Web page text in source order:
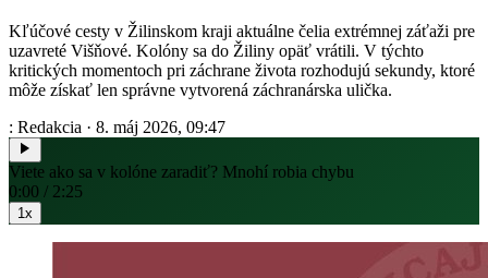
Kľúčové cesty v Žilinskom kraji aktuálne čelia extrémnej záťaži pre
uzavreté Višňové. Kolóny sa do Žiliny opäť vrátili. V týchto
kritických momentoch pri záchrane života rozhodujú sekundy, ktoré
môže získať len správne vytvorená záchranárska ulička.
: Redakcia · 8. máj 2026, 09:47
Viete ako sa v kolóne zaradiť? Mnohí robia chybu
0:00 / 2:25
1x